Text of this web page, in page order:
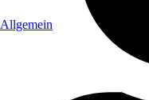
Allgemein